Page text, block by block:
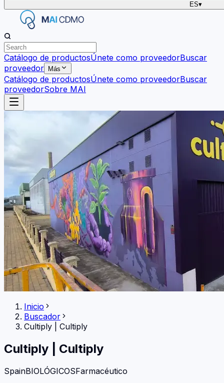
ES▾
Catálogo de productosÚnete como proveedorBuscar
proveedor
Más
Catálogo de productosÚnete como proveedorBuscar
proveedorSobre MAI
Inicio
Buscador
Cultiply
Cultiply
Cultiply Cultiply
SpainBIOLÓGICOSFarmacéutico